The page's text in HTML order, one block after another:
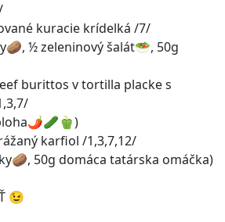
kuracie krídelká /7/
½ zeleninový šalát🥗, 50g
burittos v tortilla placke s
karfiol /1,3,7,12/
50g domáca tatárska omáčka)
😉